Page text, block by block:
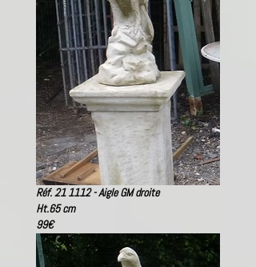
Réf. 21 1112 - Aigle GM droite
Ht.65 cm
99€